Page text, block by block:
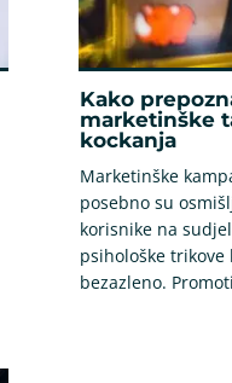
Kako
marketinške
kockanja
Marketinške
posebno su
korisnike na
psihološke
bezazleno.